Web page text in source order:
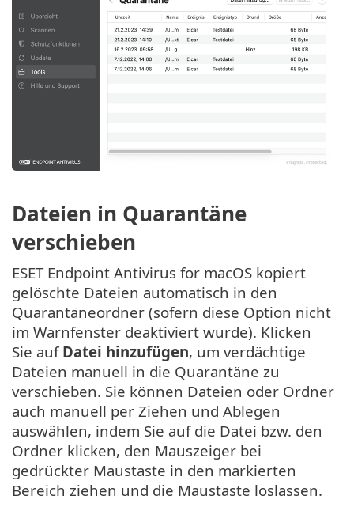
Dateien in Quarantäne
verschieben
ESET Endpoint Antivirus for macOS kopiert
gelöschte Dateien automatisch in den
Quarantäneordner (sofern diese Option nicht
im Warnfenster deaktiviert wurde). Klicken
Sie auf Datei hinzufügen, um verdächtige
Dateien manuell in die Quarantäne zu
verschieben. Sie können Dateien oder Ordner
auch manuell per Ziehen und Ablegen
auswählen, indem Sie auf die Datei bzw. den
Ordner klicken, den Mauszeiger bei
gedrückter Maustaste in den markierten
Bereich ziehen und die Maustaste loslassen.